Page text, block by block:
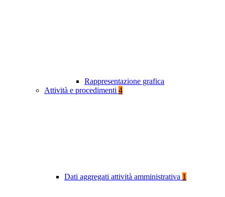
Rappresentazione grafica
Attività e procedimenti 4
Dati aggregati attività amministrativa 1